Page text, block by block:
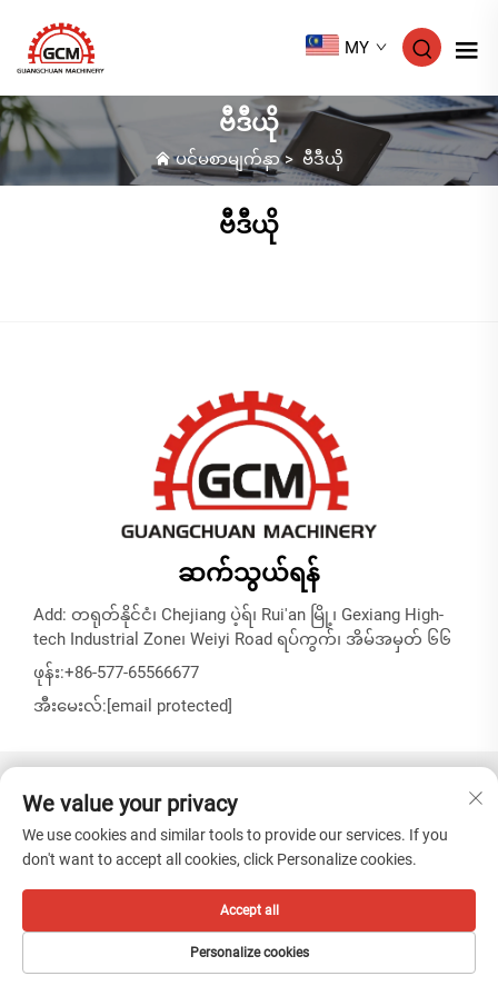
MY
ဗီဒီယို
ပင်မစာမျက်နှာ> ဗီဒီယို
ဗီဒီယို
ဆက်သွယ်ရန်
Add: တရုတ်နိုင်ငံ၊ Chejiang ပဲ့ရ်၊ Rui'an မြို့၊ Gexiang High-
tech Industrial Zone၊ Weiyi Road ရပ်ကွက်၊ အိမ်အမှတ် ၆၆
ဖုန်း:+86-577-65566677
အီးမေးလ်:[email protected]
လျှို့ဝှက်မှုမူဝါဒ
We value your privacy
We use cookies and similar tools to provide our services. If you
don't want to accept all cookies, click Personalize cookies.
Personalize cookies
Accept all